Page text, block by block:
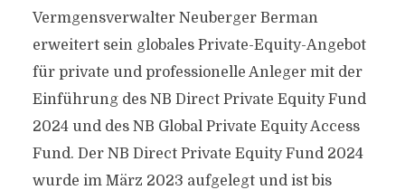
Vermgensverwalter Neuberger Berman
erweitert sein globales Private-Equity-Angebot
für private und professionelle Anleger mit der
Einführung des NB Direct Private Equity Fund
2024 und des NB Global Private Equity Access
Fund. Der NB Direct Private Equity Fund 2024
wurde im März 2023 aufgelegt und ist bis